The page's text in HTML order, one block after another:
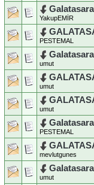
YakupEMİR
PESTEMAL
umut
umut
umut
PESTEMAL
mevlutgunes
umut